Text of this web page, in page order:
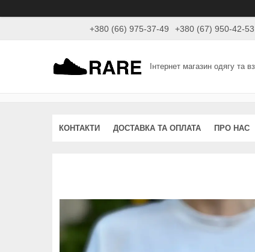
+380 (66) 975-37-49 +380 (67) 950-42-53
Інтернет магазин одягу та
КОНТАКТИ ДОСТАВКА ТА ОПЛАТА ПРО НАС